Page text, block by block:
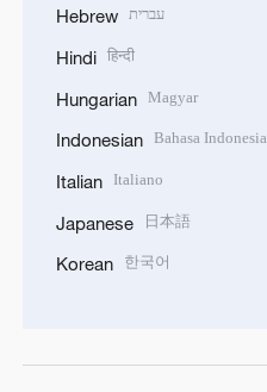
Hebrew עברית
Hindi हिन्दी
Hungarian Magyar
Indonesian Bahasa Indonesia
Italian Italiano
Japanese 日本語
Korean 한국어